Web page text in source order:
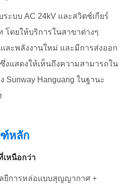
ระบบ AC 24kV และสวิตช์เกียร์
โดยให้บริการในสาขาต่างๆ
ละพลังงานใหม่ และมีการส่งออก
งแสดงให้เห็นถึงความสามารถใน
Sunway Hanguang ในฐานะ
หลัก
เหนือกว่า
ลยีการหล่อแบบสุญญากาศ +